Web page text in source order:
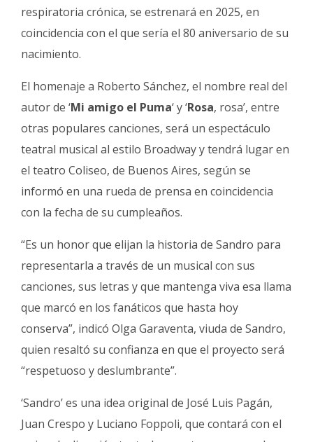
Fúnebres
respiratoria crónica, se estrenará en 2025, en
coincidencia con el que sería el 80 aniversario de su
nacimiento.
El homenaje a Roberto Sánchez, el nombre real del
autor de ‘Mi amigo el Puma‘ y ‘Rosa, rosa’, entre
otras populares canciones, será un espectáculo
teatral musical al estilo Broadway y tendrá lugar en
el teatro Coliseo, de Buenos Aires, según se
informó en una rueda de prensa en coincidencia
con la fecha de su cumpleaños.
“Es un honor que elijan la historia de Sandro para
representarla a través de un musical con sus
canciones, sus letras y que mantenga viva esa llama
que marcó en los fanáticos que hasta hoy
conserva”, indicó Olga Garaventa, viuda de Sandro,
quien resaltó su confianza en que el proyecto será
“respetuoso y deslumbrante”.
‘Sandro’ es una idea original de José Luis Pagán,
Juan Crespo y Luciano Foppoli, que contará con el